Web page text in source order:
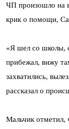
ЧП произошло на
крик о помощи,
«Я шел со школы,
прибежал, вижу
захватились,
рассказал о
Мальчик отметил,